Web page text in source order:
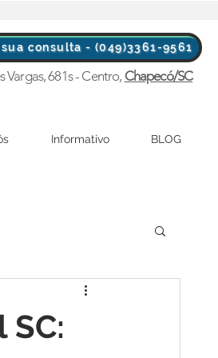
consulta - (049)3361-9561
Vargas, 681s - Centro, Chapecó/SC
Informativo BLOG